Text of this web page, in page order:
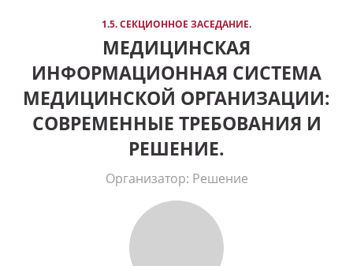
1.5. СЕКЦИОННОЕ ЗАСЕДАНИЕ.
МЕДИЦИНСКАЯ
ИНФОРМАЦИОННАЯ СИСТЕМА
МЕДИЦИНСКОЙ ОРГАНИЗАЦИИ:
СОВРЕМЕННЫЕ ТРЕБОВАНИЯ И
РЕШЕНИЕ.
Организатор: Решение